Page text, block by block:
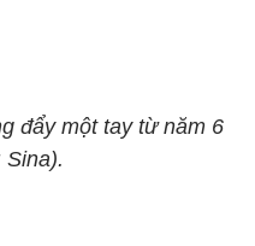
đẩy một tay từ năm 6
Sina).